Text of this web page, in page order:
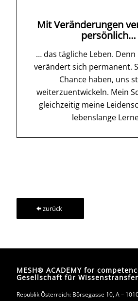
Mit Veränderungen
persönlich…
… das tägliche Leben.
verändert sich permanent.
Chance haben, uns
weiterzuentwickeln. Mein
gleichzeitig meine
lebenslange
zurück
MESH® ACADEMY for
Gesellschaft für
Republik Österreich: Börsegasse 10, A –